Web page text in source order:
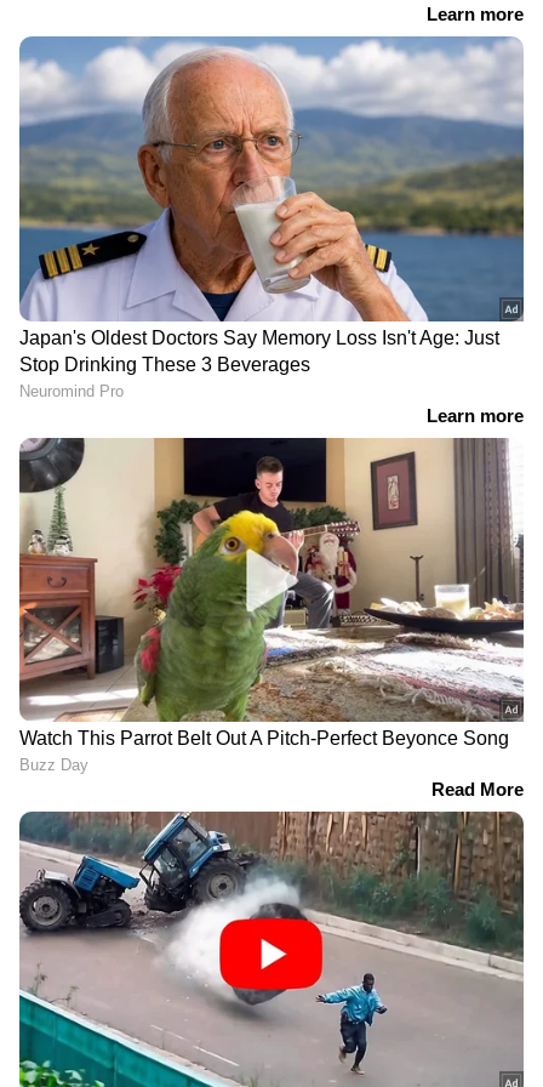
മാധ്യമപ്രവര്‍ത്തന കാലയളവില്‍ നിരവധി ന്യൂസ്
സ്‌റ്റോറികള്‍, ഫീച്ചറുകള്‍, അഭിമുഖങ്ങള്‍,
ലേഖനങ്ങള്‍ തുടങ്ങിയവ പ്രസിദ്ധീകരിച്ചു. ഡിജിറ്റല്‍
മീഡിയയിൽ പ്രവര്‍ത്തനപരിചയം. ഇ മെയില്‍:
reshma.vijayan@asianetnews.in
RECOMMENDED STORIES
ത്യാഗസ്മരണയിൽ സൗദി
അറേബ്യയിൽ
ബലിപെരുന്നാൾ
ആഘോഷം; പെരുന്നാൾ
നമസ്കാരങ്ങളിൽ
പങ്കെടുത്ത് സ്വദേശികളും
പ്രവാസികളും
പള്ളിയിൽ
കന്തൂറയണിഞ്ഞ്
പെരുന്നാൾ
നമസ്‌കാരത്തിനെത്തി
റോബോട്ട്; യുഎഇയിൽ
വൻ ചർച്ചയായി 'ബു
സുനൈദ', വീഡിയോ
വൈറൽ